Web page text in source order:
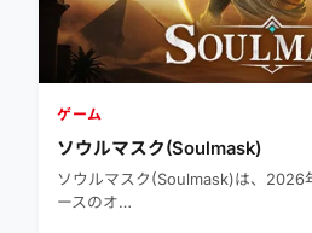
ゲーム
ソウルマスク(Soulmask)
ソウルマスク(Soulmask)は、2026
ースのオ…